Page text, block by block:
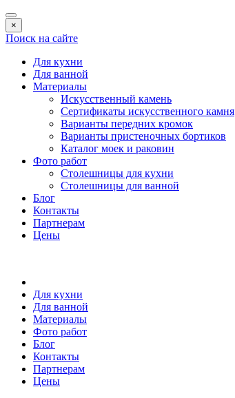
×
Поиск на сайте
Для кухни
Для ванной
Материалы
Искусственный камень
Сертификаты искусственного камня
Варианты передних кромок
Варианты пристеночных бортиков
Каталог моек и раковин
Фото работ
Столешницы для кухни
Столешницы для ванной
Блог
Контакты
Партнерам
Цены
Для кухни
Для ванной
Материалы
Фото работ
Блог
Контакты
Партнерам
Цены